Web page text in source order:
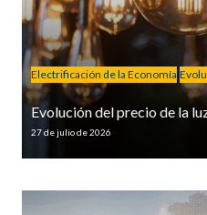
Electrificación de la Economía
Evolución del precio de la
27 de julio de 2026